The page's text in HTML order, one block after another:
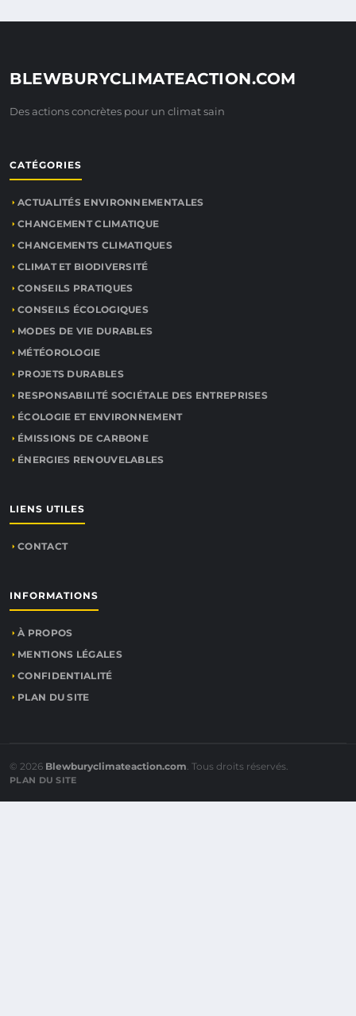
BLEWBURYCLIMATEACTION.COM
Des actions concrètes pour un climat sain
CATÉGORIES
ACTUALITÉS ENVIRONNEMENTALES
CHANGEMENT CLIMATIQUE
CHANGEMENTS CLIMATIQUES
CLIMAT ET BIODIVERSITÉ
CONSEILS PRATIQUES
CONSEILS ÉCOLOGIQUES
MODES DE VIE DURABLES
MÉTÉOROLOGIE
PROJETS DURABLES
RESPONSABILITÉ SOCIÉTALE DES ENTREPRISES
ÉCOLOGIE ET ENVIRONNEMENT
ÉMISSIONS DE CARBONE
ÉNERGIES RENOUVELABLES
LIENS UTILES
CONTACT
INFORMATIONS
À PROPOS
MENTIONS LÉGALES
CONFIDENTIALITÉ
PLAN DU SITE
© 2026 Blewburyclimateaction.com. Tous droits réservés.
PLAN DU SITE